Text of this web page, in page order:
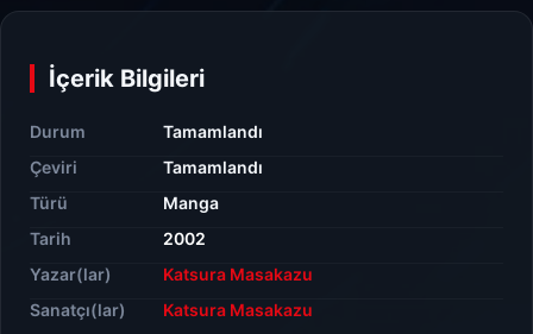
içinde birikmiş olan tüm öfkesi meydana çıkar ve onu gerçek
nasıl elde etmiştir. Ama asıl önemli soru, bundan sonra bu
gücü nasıl kullanacağıdır...
İçerik Bilgileri
Durum
Tamamlandı
Çeviri
Tamamlandı
Türü
Manga
Tarih
2002
Yazar(lar)
Katsura Masakazu
Sanatçı(lar)
Katsura Masakazu